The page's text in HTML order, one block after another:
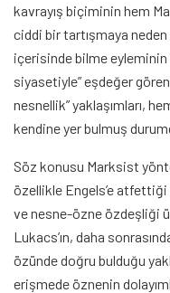
kavrayış biçiminin hem
ciddi bir tartışmaya
içerisinde bilme
siyasetiyle” eşdeğer
nesnellik” yaklaşımları,
kendine yer bulmuş
Söz konusu Marksist
özellikle Engels’e atfettiği
ve nesne-özne özdeşliği
Lukacs’ın, daha
özünde doğru bulduğu
erişmede öznenin